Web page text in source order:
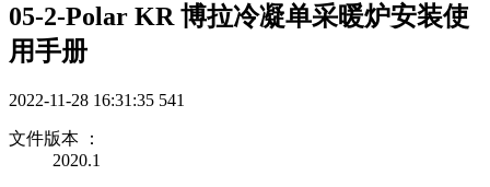
05-2-Polar KR 博拉冷凝单采暖炉安装使
用手册
2022-11-28 16:31:35 541
文件版本 ：
2020.1